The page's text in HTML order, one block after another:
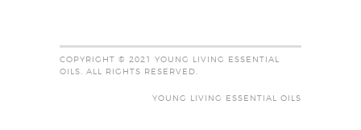
COPYRIGHT © 2021 YOUNG LIVING ESSENTIAL
OILS. ALL RIGHTS RESERVED.
YOUNG LIVING ESSENTIAL OILS